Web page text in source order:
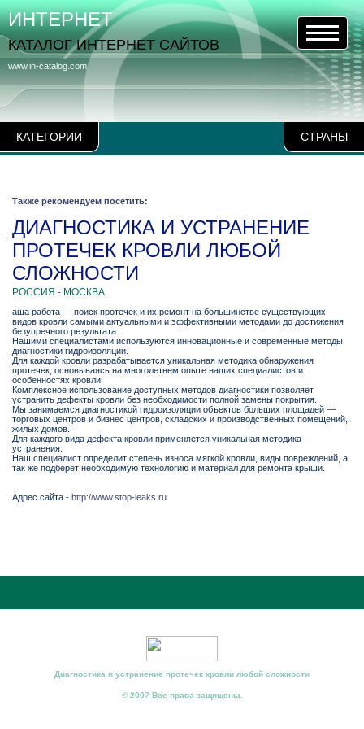
КАТЕГОРИИ СТРАНЫ
www.in-catalog.com
ИНТЕРНЕТ
КАТАЛОГ ИНТЕРНЕТ САЙТОВ
Также рекомендуем посетить:
ДИАГНОСТИКА И УСТРАНЕНИЕ
ПРОТЕЧЕК КРОВЛИ ЛЮБОЙ
СЛОЖНОСТИ
РОССИЯ - МОСКВА
аша работа — поиск протечек и их ремонт на большинстве существующих
видов кровли самыми актуальными и эффективными методами до достижения
безупречного результата.
Нашими специалистами используются инновационные и современные методы
диагностики гидроизоляции.
Для каждой кровли разрабатывается уникальная методика обнаружения
протечек, основываясь на многолетнем опыте наших специалистов и
особенностях кровли.
Комплексное использование доступных методов диагностики позволяет
устранить дефекты кровли без необходимости полной замены покрытия.
Мы занимаемся диагностикой гидроизоляции объектов больших площадей —
торговых центров и бизнес центров, складских и производственных помещений,
жилых домов.
Для каждого вида дефекта кровли применяется уникальная методика
устранения.
Наш специалист определит степень износа мягкой кровли, виды повреждений, а
так же подберет необходимую технологию и материал для ремонта крыши.
Адрес сайта - http://www.stop-leaks.ru
Диагностика и устранение протечек кровли любой сложности
© 2007 Все права защищены.